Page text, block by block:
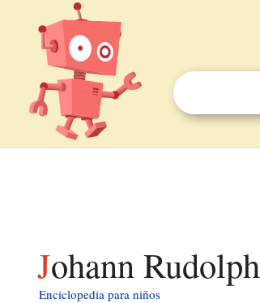
Johann
Enciclopedia para niños